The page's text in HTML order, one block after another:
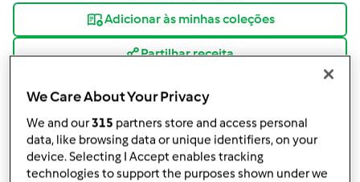
Adicionar às minhas coleções
Partilhar receita
We Care About Your Privacy
We and our315 partners store and access personal
data, like browsing data or unique identifiers, on your
device. Selecting I Accept enables tracking
technologies to support the purposes shown under we